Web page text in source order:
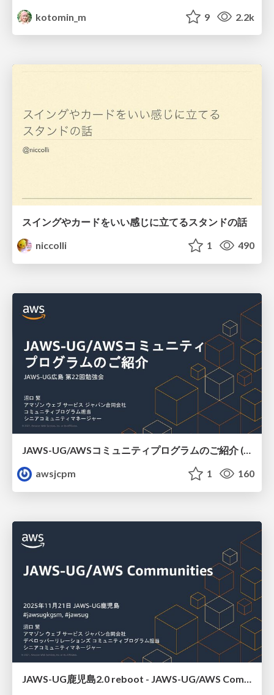
kotomin_m
9 2.2k
スイングやカードをいい感じに立てるスタンドの話
niccolli
1 490
JAWS-UG/AWSコミュニティプログラムのご紹介 (JAWS-UG広島)
awsjcpm
1 160